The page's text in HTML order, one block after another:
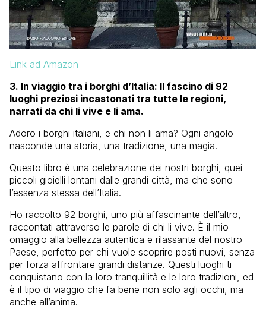
Link ad Amazon
3. In viaggio tra i borghi d’Italia: Il fascino di 92
luoghi preziosi incastonati tra tutte le regioni,
narrati da chi li vive e li ama.
Adoro i borghi italiani, e chi non li ama? Ogni angolo
nasconde una storia, una tradizione, una magia.
Questo libro è una celebrazione dei nostri borghi, quei
piccoli gioielli lontani dalle grandi città, ma che sono
l’essenza stessa dell’Italia.
Ho raccolto 92 borghi, uno più affascinante dell’altro,
raccontati attraverso le parole di chi li vive. È il mio
omaggio alla bellezza autentica e rilassante del nostro
Paese, perfetto per chi vuole scoprire posti nuovi, senza
per forza affrontare grandi distanze. Questi luoghi ti
conquistano con la loro tranquillità e le loro tradizioni, ed
è il tipo di viaggio che fa bene non solo agli occhi, ma
anche all’anima.